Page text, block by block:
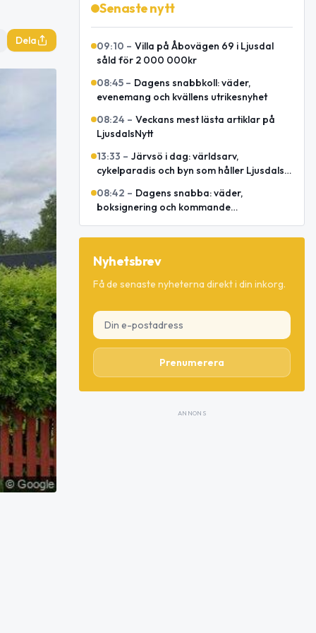
Dela
Senaste nytt
09:10 – Villa på Åbovägen 69 i Ljusdal
såld för 2 000 000kr
08:45 – Dagens snabbkoll: väder,
evenemang och kvällens utrikesnyhet
08:24 – Veckans mest lästa artiklar på
LjusdalsNytt
13:33 – Järvsö i dag: världsarv,
cykelparadis och byn som håller Ljusdals
08:42 – Dagens snabba: väder,
boksignering och kommande
Nyhetsbrev
Få de senaste nyheterna direkt i din inkorg.
Prenumerera
ANNONS